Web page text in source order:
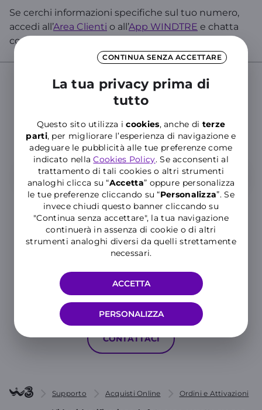
CONTINUA SENZA ACCETTARE
La tua privacy prima di
tutto
Questo sito utilizza icookies, anche di terze
parti, per migliorare l’esperienza di navigazione e
adeguare le pubblicità alle tue preferenze come
indicato nellaCookies Policy. Se acconsenti al
trattamento di tali cookies o altri strumenti
analoghi clicca su “Accetta” oppure personalizza
le tue preferenze cliccando su “Personalizza”. Se
invece chiudi questo banner cliccando su
"Continua senza accettare", la tua navigazione
continuerà in assenza di cookie o di altri
strumenti analoghi diversi da quelli strettamente
necessari.
PERSONALIZZA
ACCETTA
Se cerchi informazioni specifiche sul tuo numero,
accedi all’Area Clienti o all’App WINDTRE e chatta
con WILL!
Cerca nelle Domande Frequenti del
Inserisci almeno tre caratteri per cercare nelle FAQ
Hai ancora bisogno di aiuto?
MOSTRA TUTTE LE CATEGORIE
CONTATTACI
Supporto Acquisti Online Ordini e Attivazioni